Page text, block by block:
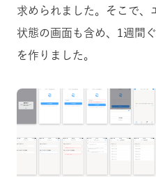
求められました。そこで、
状態の画面も含め、1週間
を作りました。